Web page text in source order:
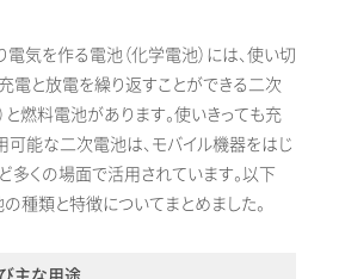
気を作る電池（化学電池）には、使い切
電と放電を繰り返すことができる二次
と燃料電池があります。使いきっても充
能な二次電池は、モバイル機器をはじ
くの場面で活用されています。以下
種類と特徴についてまとめました。